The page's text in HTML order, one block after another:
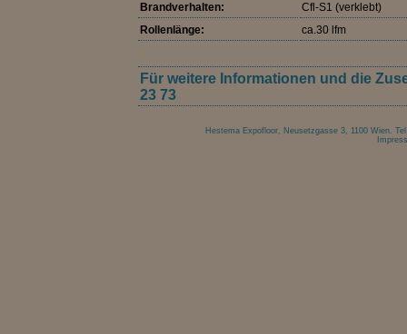
Brandverhalten:
Cfl-S1 (verklebt)
Rollenlänge:
ca.30 lfm
Für weitere Informationen und die
23 73
Hestema Expofloor, Neusetzgasse 3, 1100 Wien.